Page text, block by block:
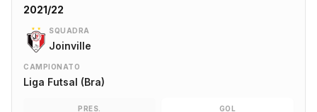
2021/22
SQUADRA
Joinville
CAMPIONATO
Liga Futsal (Bra)
PRES. GOL